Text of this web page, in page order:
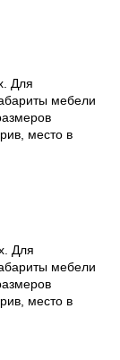
Для
мебели
место в
Для
мебели
место в